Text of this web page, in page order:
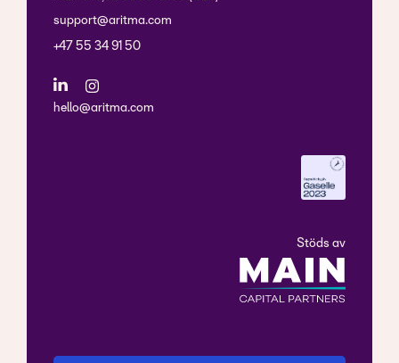
support@aritma.com
+47 55 34 91 50
hello@aritma.com
Stöds av